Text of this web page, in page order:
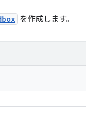
を作成します。